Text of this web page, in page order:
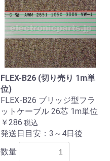
FLEX-B26 (切り売り 1m単
位)
FLEX-B26 ブリッジ型フラ
ットケーブル 26芯 1m単位
￥286 税込
発送日目安：3～4日後
数量